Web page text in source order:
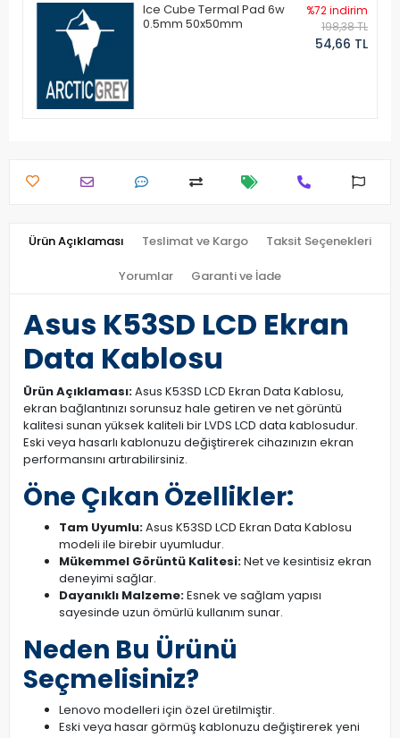
Ice Cube Termal Pad 6w
0.5mm 50x50mm
%72 indirim
198,38 TL
54,66 TL
Ürün Açıklaması Teslimat ve Kargo Taksit Seçenekleri
Yorumlar Garanti ve İade
Asus K53SD LCD Ekran
Data Kablosu
Ürün Açıklaması:Asus K53SD LCD Ekran Data Kablosu,
ekran bağlantınızı sorunsuz hale getiren ve net görüntü
kalitesi sunan yüksek kaliteli bir LVDS LCD data kablosudur.
Eski veya hasarlı kablonuzu değiştirerek cihazınızın ekran
performansını artırabilirsiniz.
Öne Çıkan Özellikler:
Tam Uyumlu:Asus K53SD LCD Ekran Data Kablosu
modeli ile birebir uyumludur.
Mükemmel Görüntü Kalitesi:Net ve kesintisiz ekran
deneyimi sağlar.
Dayanıklı Malzeme:Esnek ve sağlam yapısı
sayesinde uzun ömürlü kullanım sunar.
Neden Bu Ürünü
Seçmelisiniz?
Lenovo modelleri için özel üretilmiştir.
Eski veya hasar görmüş kablonuzu değiştirerek yeni